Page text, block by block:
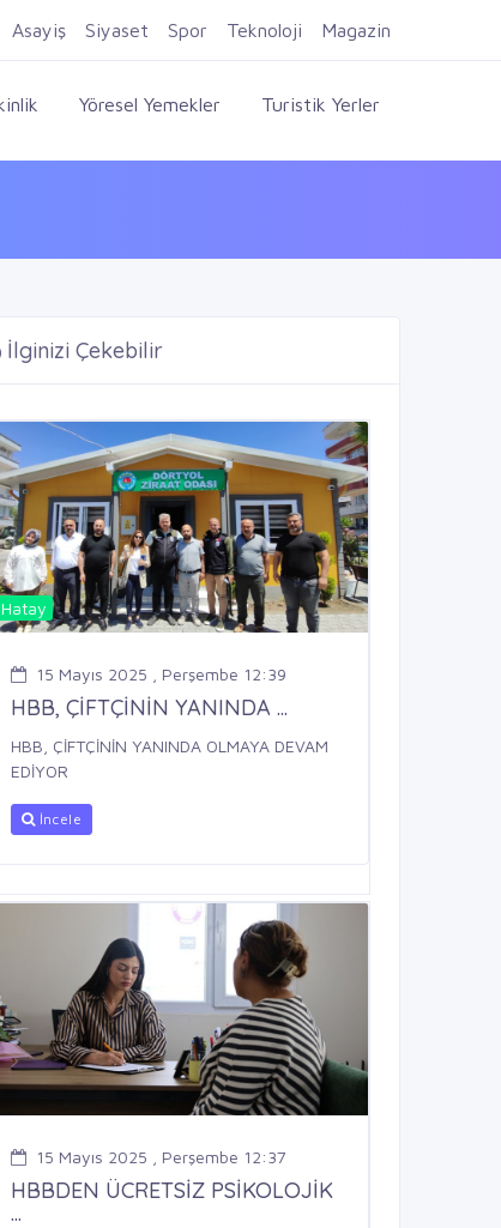
Firma Ekle Kayıt Ol Giriş Yap
Yöresel Yemekler Turistik Yerler
Asayiş Siyaset Spor Teknoloji Magazin
İlginizi Çekebilir
Hatay
15 Mayıs 2025 , Perşembe 12:39
HBB, ÇİFTÇİNİN YANINDA ...
HBB, ÇİFTÇİNİN YANINDA OLMAYA DEVAM
EDİYOR
İncele
15 Mayıs 2025 , Perşembe 12:37
HBBDEN ÜCRETSİZ PSİKOLOJİK
...